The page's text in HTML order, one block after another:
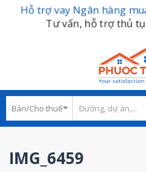
Hỗ trợ vay Ngân hàng
Tư vấn, hỗ trợ thủ
IMG_6459